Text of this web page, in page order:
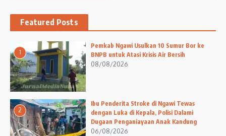
Featured Posts
1
Pemkab Ngawi Usulkan 10 Sumur Bor ke
BNPB untuk Atasi Krisis Air Bersih
08/08/2026
2
Ibu Penderita Stroke di Ngawi Tewas
dengan Luka di Kepala, Polisi Dalami
Dugaan Penganiayaan Anak Kandung
06/08/2026